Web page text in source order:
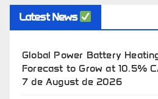
Latest News
Global Power Battery
Forecast to Grow at 10.5%
7 de August de 2026